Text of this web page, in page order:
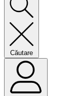
Căutare